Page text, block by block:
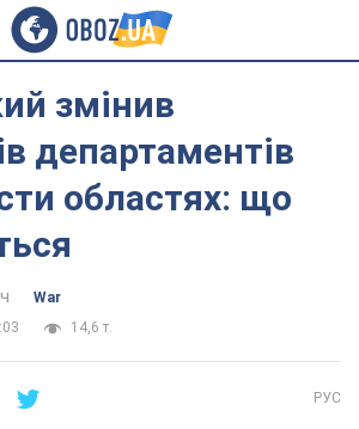
змінив
департаментів
областях: що
War
14,6 т.
РУС